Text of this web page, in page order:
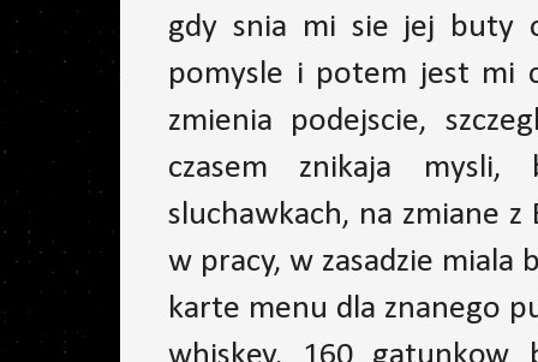
gdy snia mi sie jej buty
pomysle i potem jest mi
zmienia podejscie,
czasem znikaja mysli,
sluchawkach, na zmiane
w pracy, w zasadzie miala
karte menu dla znanego